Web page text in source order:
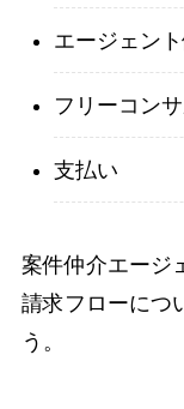
エージェン
フリーコン
支払い
案件仲介エージ
請求フローにつ
う。